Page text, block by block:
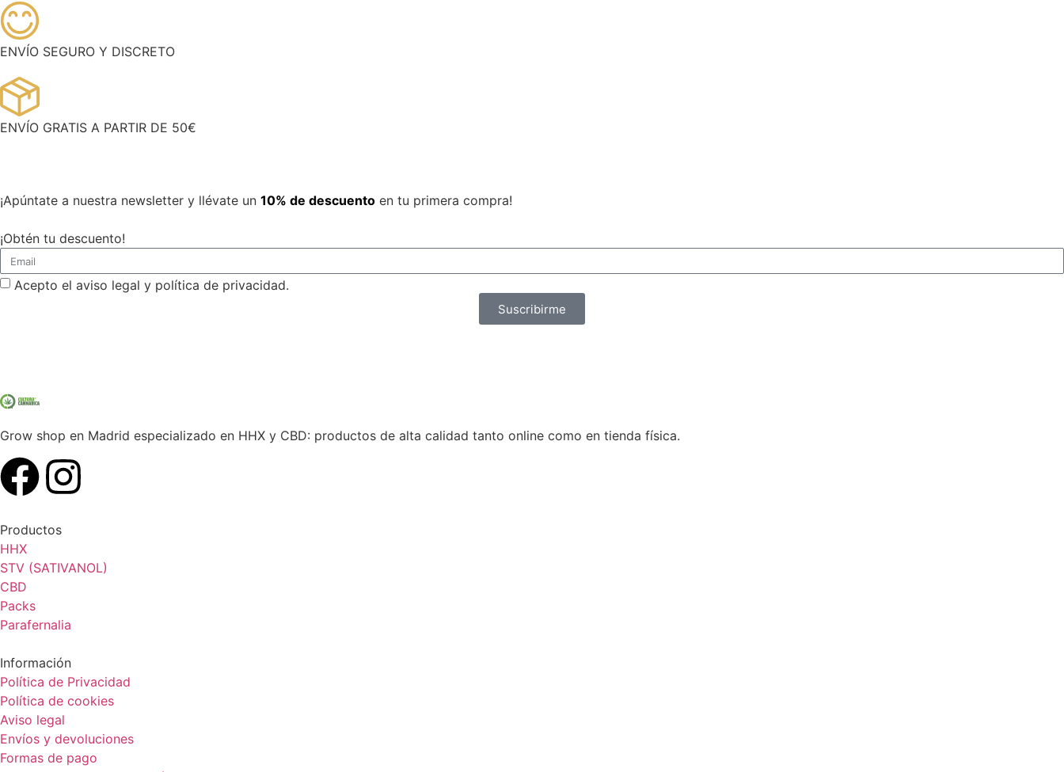
ENVÍO SEGURO Y DISCRETO
ENVÍO GRATIS A PARTIR DE 50€
¡Apúntate a nuestra newsletter y llévate un 10% de descuento en tu primera compra!
¡Obtén tu descuento!
Acepto el aviso legal y política de privacidad.
Suscribirme
Grow shop en Madrid especializado en HHX y CBD: productos de alta calidad tanto online como en tienda física.
Productos
HHX
STV (SATIVANOL)
CBD
Packs
Parafernalia
Información
Política de Privacidad
Política de cookies
Aviso legal
Envíos y devoluciones
Formas de pago